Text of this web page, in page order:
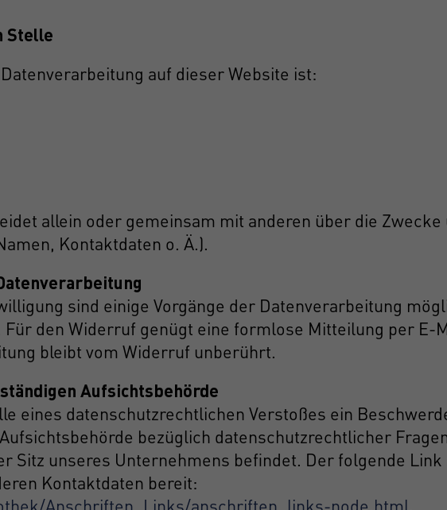
Stelle
auf dieser Website ist:
allein oder gemeinsam mit anderen über die
Kontaktdaten o. Ä.).
sind einige Vorgänge der Datenverarbeitung
den Widerruf genügt eine formlose Mitteilung per E-
bleibt vom Widerruf unberührt.
Aufsichtsbehörde
eines datenschutzrechtlichen Verstoßes ein
bezüglich datenschutzrechtlicher
Sitz unseres Unternehmens befindet. Der folgende
Kontaktdaten bereit:
Anschriften_Links/anschriften_links-node.html.